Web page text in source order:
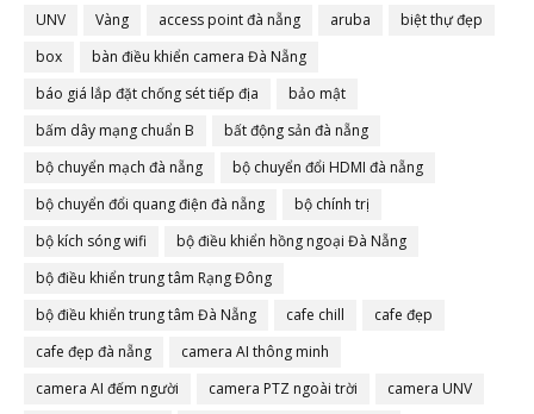
UNV
Vàng access point đà nẵng aruba
biệt thự đẹp
box
bàn điều khiển camera Đà Nẵng
báo giá lắp đặt chống sét tiếp địa
bảo mật
bấm dây mạng chuẩn B
bất động sản đà nẵng
bộ chuyển mạch đà nẵng
bộ chuyển đổi HDMI đà nẵng
bộ chuyển đổi quang điện đà nẵng
bộ chính trị
bộ kích sóng wifi
bộ điều khiển hồng ngoại Đà Nẵng
bộ điều khiển trung tâm Rạng Đông
bộ điều khiển trung tâm Đà Nẵng
cafe chill
cafe đẹp
cafe đẹp đà nẵng
camera AI thông minh
camera AI đếm người
camera PTZ ngoài trời
camera UNV